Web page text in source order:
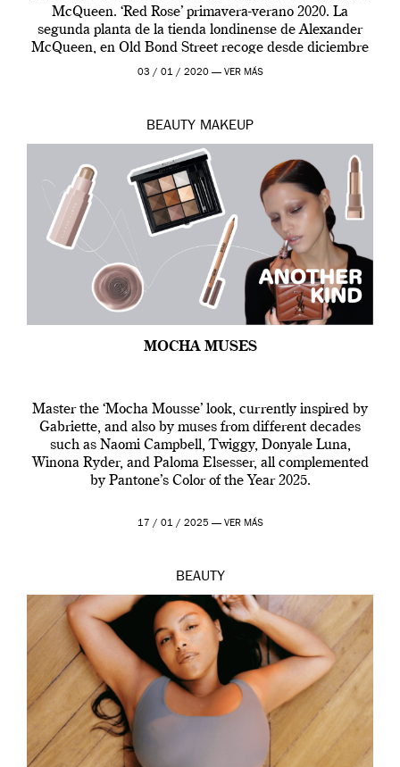
McQueen. ‘Red Rose’ primavera-verano 2020. La
segunda planta de la tienda londinense de Alexander
McQueen, en Old Bond Street recoge desde diciembre
de 2019 hasta final de abril […]
03 / 01 / 2020 — VER MÁS
BEAUTY MAKEUP
MOCHA MUSES
Master the ‘Mocha Mousse’ look, currently inspired by
Gabriette, and also by muses from different decades
such as Naomi Campbell, Twiggy, Donyale Luna,
Winona Ryder, and Paloma Elsesser, all complemented
by Pantone’s Color of the Year 2025.
17 / 01 / 2025 — VER MÁS
BEAUTY